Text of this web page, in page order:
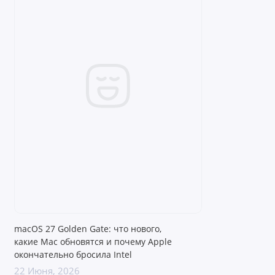
ультрасовременный инструмент с передовыми
возможностями ИИ, увеличенным хранилищем,
macOS 27 Golden Gate: что нового,
какие Mac обновятся и почему Apple
окончательно бросила Intel
22 Июня, 2026